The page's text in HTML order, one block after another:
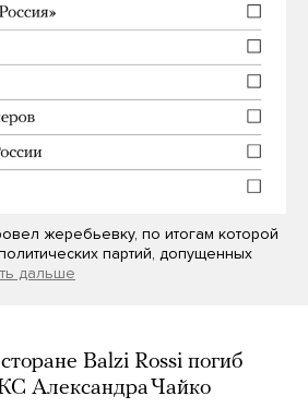
жеребьевку, по итогам которой
партий, допущенных
дальше
Balzi Rossi погиб
Александра Чайко